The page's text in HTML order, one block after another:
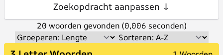
Zoekopdracht aanpassen ↓
20 woorden gevonden (0,006 seconden)